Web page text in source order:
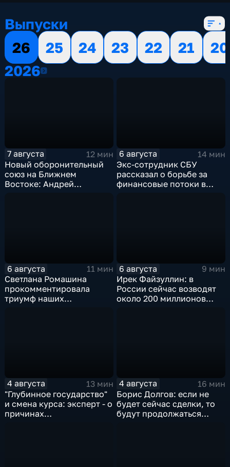
Выпуски
26
25 24 23 22 21
20
20262026
7 августа
12 мин
Новый оборонительный
союз на Ближнем
Востоке: Андрей
6 августа
14 мин
Экс-сотрудник СБУ
рассказал о борьбе за
финансовые потоки в
6 августа
11 мин
Светлана Ромашина
прокомментировала
триумф наших
6 августа
9 мин
Ирек Файзуллин: в
России сейчас возводят
около 200 миллионов
4 августа
13 мин
"Глубинное государство"
и смена курса: эксперт - о
причинах
4 августа
16 мин
Борис Долгов: если не
будет сейчас сделки, то
будут продолжаться